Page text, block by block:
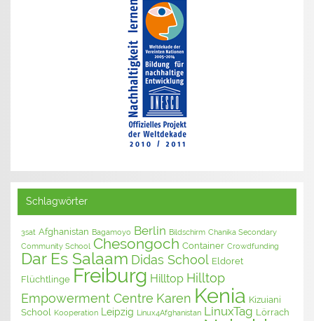
Schlagwörter
3sat Afghanistan Bagamoyo Berlin Bildschirm Chanika Secondary
Community School
Chesongoch Container Crowdfunding
Dar Es Salaam Didas School Eldoret
Flüchtlinge Freiburg Hilltop Hilltop
Empowerment Centre Karen Kenia Kizuiani
School Kooperation Leipzig Linux4Afghanistan LinuxTag Lörrach